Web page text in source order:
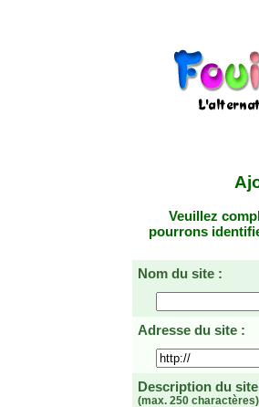
Veuillez
pourrons
Nom du site :
Adresse du site :
Description du site
(max. 250 charactères)